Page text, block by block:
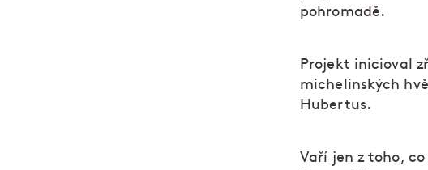
pohromadě.
Projekt inicioval
michelinských
Hubertus.
Vaří jen z toho,